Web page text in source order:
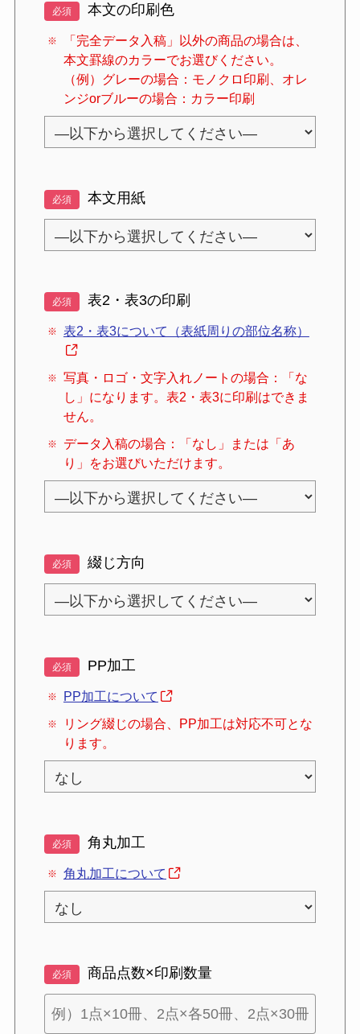
必須 本文の印刷色
「完全データ入稿」以外の商品の場合は、
本文罫線のカラーでお選びください。
（例）グレーの場合：モノクロ印刷、オレ
ンジorブルーの場合：カラー印刷
必須 本文用紙
必須 表2・表3の印刷
表2・表3について（表紙周りの部位名称）
写真・ロゴ・文字入れノートの場合：「な
し」になります。表2・表3に印刷はできま
せん。
データ入稿の場合：「なし」または「あ
り」をお選びいただけます。
必須 綴じ方向
必須 PP加工
PP加工について
リング綴じの場合、PP加工は対応不可とな
ります。
必須 角丸加工
角丸加工について
必須 商品点数×印刷数量